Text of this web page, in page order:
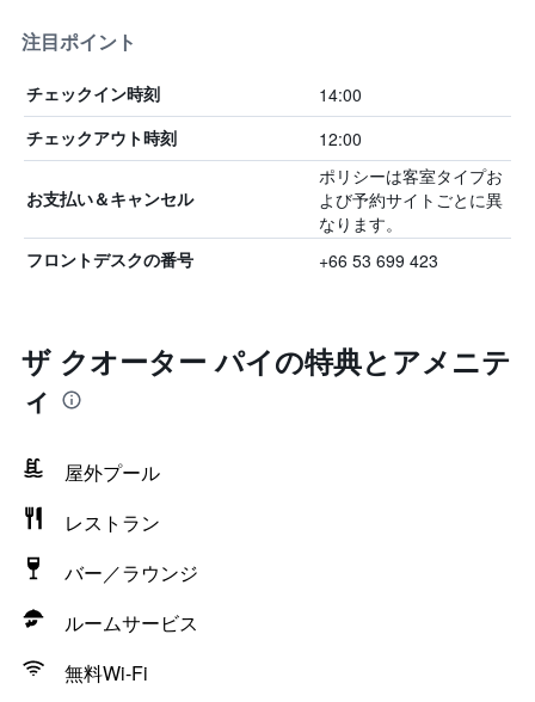
注目ポイント
チェックイン時刻 14:00
チェックアウト時刻 12:00
お支払い＆キャンセル
ポリシーは客室タイプお
よび予約サイトごとに異
なります。
フロントデスクの番号 +66 53 699 423
ザ クオーター パイの特典とアメニテ
ィ
屋外プール
レストラン
バー／ラウンジ
ルームサービス
無料Wi-Fi